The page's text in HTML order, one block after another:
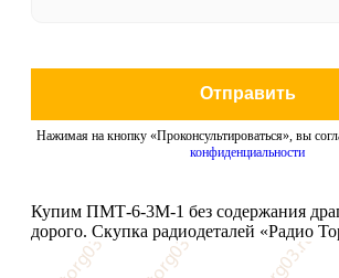
Отправить
Нажимая на кнопку «Проконсультироваться», вы
конфиденциальности
Купим ПМТ-6-3М-1 без содержания
дорого. Скупка радиодеталей «Радио